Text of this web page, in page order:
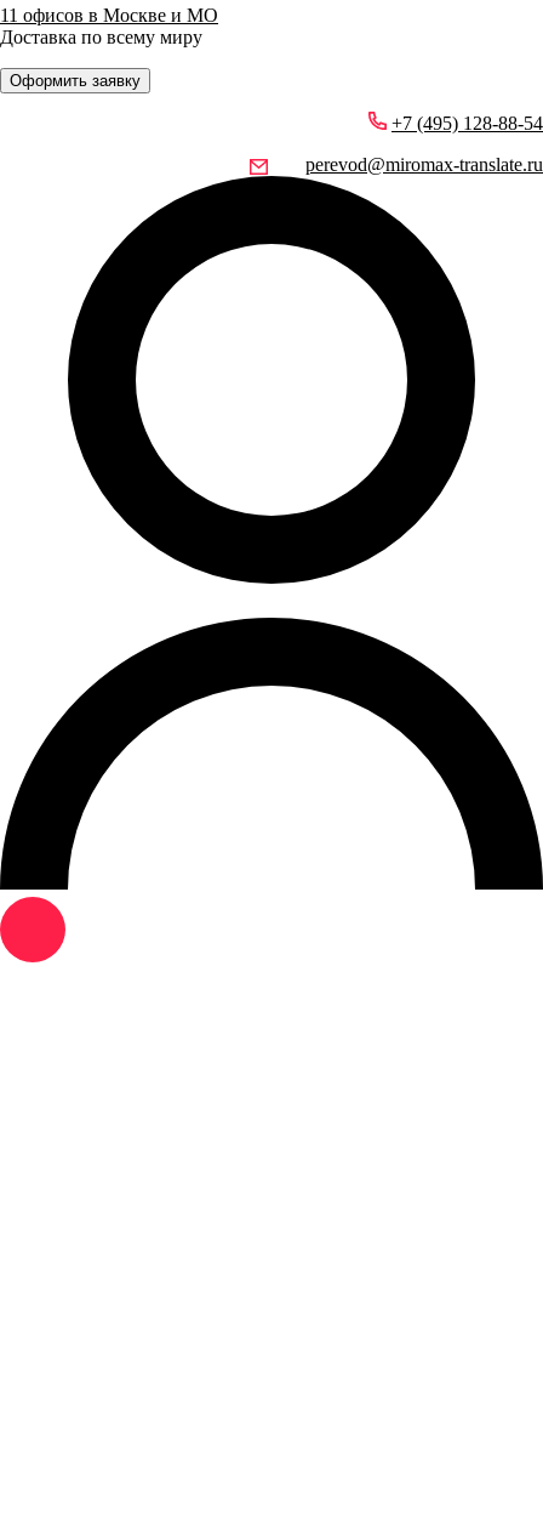
11 офисов в Москве и МО
Доставка по всему миру
Оформить заявку
+7 (495) 128-88-54
perevod@miromax-translate.ru